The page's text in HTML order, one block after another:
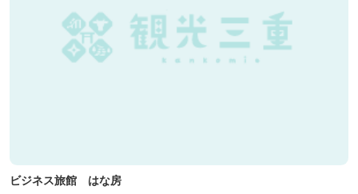
ビジネス旅館 はな房